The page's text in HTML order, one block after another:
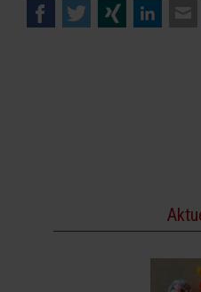
FacebookTwitterXing